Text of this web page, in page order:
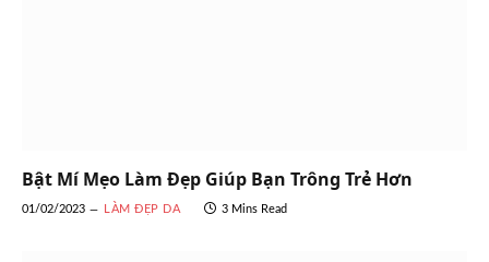
Bật Mí Mẹo Làm Đẹp Giúp Bạn Trông Trẻ Hơn
01/02/2023 LÀM ĐẸP DA 3 Mins Read